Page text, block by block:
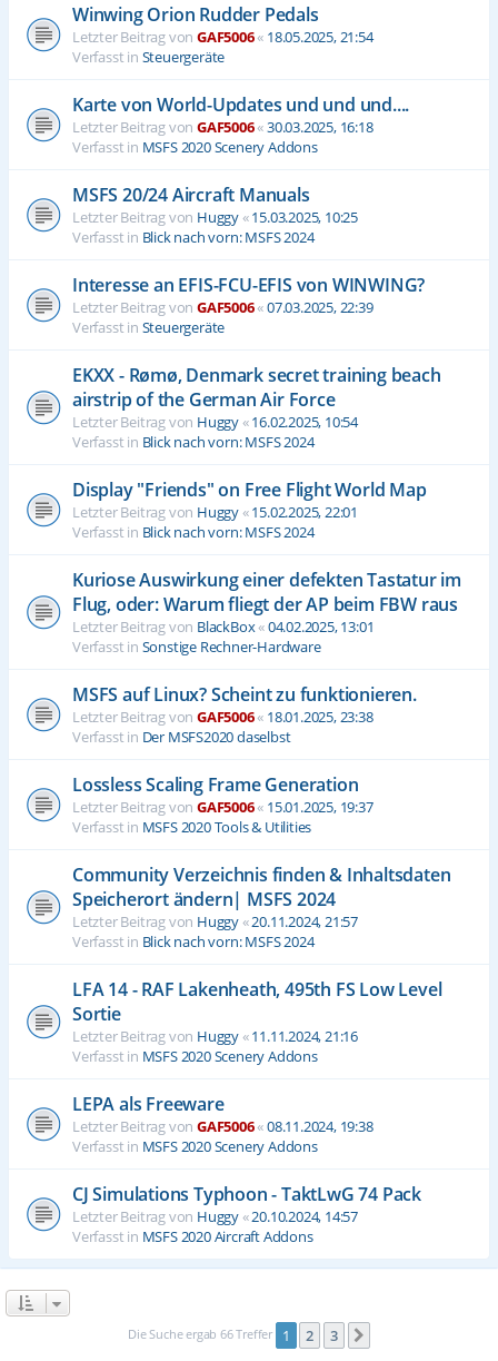
Winwing Orion Rudder Pedals
Letzter Beitrag von GAF5006« 18.05.2025, 21:54
Verfasst in Steuergeräte
Karte von World-Updates und und und....
Letzter Beitrag von GAF5006«30.03.2025, 16:18
Verfasst in MSFS 2020 Scenery Addons
MSFS 20/24 Aircraft Manuals
Letzter Beitrag von Huggy«15.03.2025, 10:25
Verfasst in Blick nach vorn: MSFS 2024
Interesse an EFIS-FCU-EFIS von WINWING?
Letzter Beitrag von GAF5006«07.03.2025, 22:39
Verfasst in Steuergeräte
EKXX - Rømø, Denmark secret training beach
airstrip of the German Air Force
Letzter Beitrag von Huggy«16.02.2025, 10:54
Verfasst in Blick nach vorn: MSFS 2024
Display "Friends" on Free Flight World Map
Letzter Beitrag von Huggy«15.02.2025, 22:01
Verfasst in Blick nach vorn: MSFS 2024
Kuriose Auswirkung einer defekten Tastatur im
Flug, oder: Warum fliegt der AP beim FBW raus
Letzter Beitrag von BlackBox«04.02.2025, 13:01
Verfasst in Sonstige Rechner-Hardware
MSFS auf Linux? Scheint zu funktionieren.
Letzter Beitrag von GAF5006« 18.01.2025, 23:38
Verfasst in Der MSFS2020 daselbst
Lossless Scaling Frame Generation
Letzter Beitrag von GAF5006« 15.01.2025, 19:37
Verfasst in MSFS 2020 Tools & Utilities
Community Verzeichnis finden & Inhaltsdaten
Speicherort ändern| MSFS 2024
Letzter Beitrag von Huggy«20.11.2024, 21:57
Verfasst in Blick nach vorn: MSFS 2024
LFA 14 - RAF Lakenheath, 495th FS Low Level
Sortie
Letzter Beitrag von Huggy«11.11.2024, 21:16
Verfasst in MSFS 2020 Scenery Addons
LEPA als Freeware
Letzter Beitrag von GAF5006«08.11.2024, 19:38
Verfasst in MSFS 2020 Scenery Addons
CJ Simulations Typhoon - TaktLwG 74 Pack
Letzter Beitrag von Huggy«20.10.2024, 14:57
Verfasst in MSFS 2020 Aircraft Addons
Die Suche ergab 66 Treffer 1 2 3